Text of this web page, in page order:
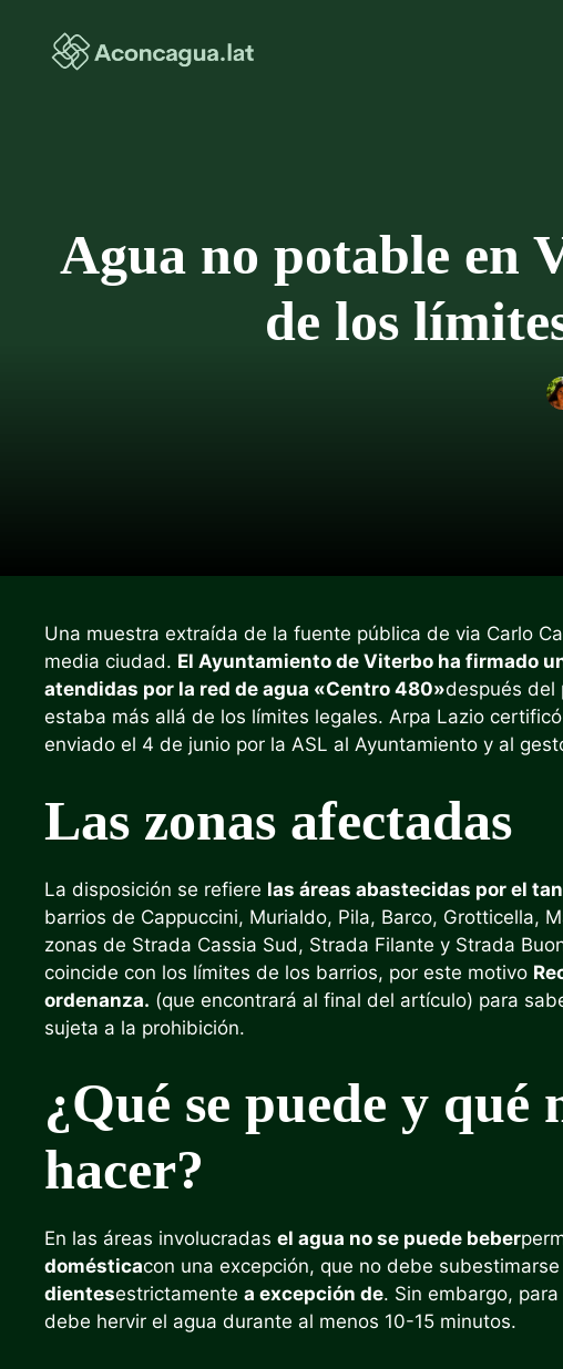
contenido
Agua no potable en
de los
Una muestra extraída de la fuente pública de via Carlo
media ciudad. El Ayuntamiento de Viterbo ha firmado
atendidas por la red de agua «Centro 480»después del
estaba más allá de los límites legales. Arpa Lazio
enviado el 4 de junio por la ASL al Ayuntamiento y al
Las zonas afectadas
La disposición se refiere las áreas abastecidas por el
barrios de Cappuccini, Murialdo, Pila, Barco, Grotticella,
zonas de Strada Cassia Sud, Strada Filante y Strada
coincide con los límites de los barrios, por este motivo
ordenanza. (que encontrará al final del artículo) para
sujeta a la prohibición.
¿Qué se puede y qué
hacer?
En las áreas involucradas el agua no se puede beber
domésticacon una excepción, que no debe
dientesestrictamente a excepción de. Sin embargo,
debe hervir el agua durante al menos 10-15 minutos.